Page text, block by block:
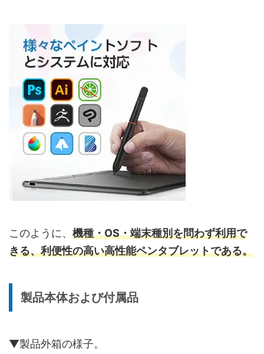
このように、 機種・OS・端末種別を問わず利用で
きる、利便性の高い高性能ペンタブレットである。
製品本体および付属品
▼製品外箱の様子。